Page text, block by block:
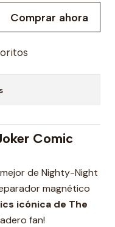
Comprar ahora
Comic
de Nighty-Night
magnético
icónica de The
fan!